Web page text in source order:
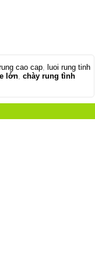
cao cap luoi rung tinh
lớn chày rung tình